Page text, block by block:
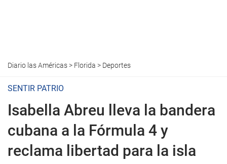
Diario las Américas> Florida > Deportes
SENTIR PATRIO
Isabella Abreu lleva la bandera
cubana a la Fórmula 4 y
reclama libertad para la isla